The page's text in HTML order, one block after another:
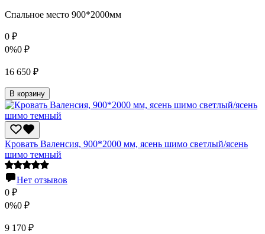
Спальное место 900*2000мм
0 ₽
0%0 ₽
16 650 ₽
В корзину
Кровать Валенсия, 900*2000 мм, ясень шимо светлый/ясень
шимо темный
Нет отзывов
0 ₽
0%0 ₽
9 170 ₽